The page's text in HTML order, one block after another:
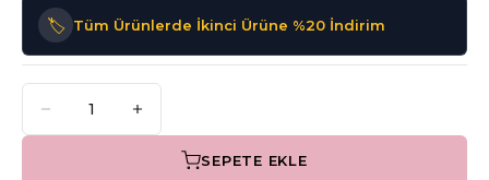
🏷️ Tüm Ürünlerde İkinci Ürüne %20 İndirim
SEPETE EKLE